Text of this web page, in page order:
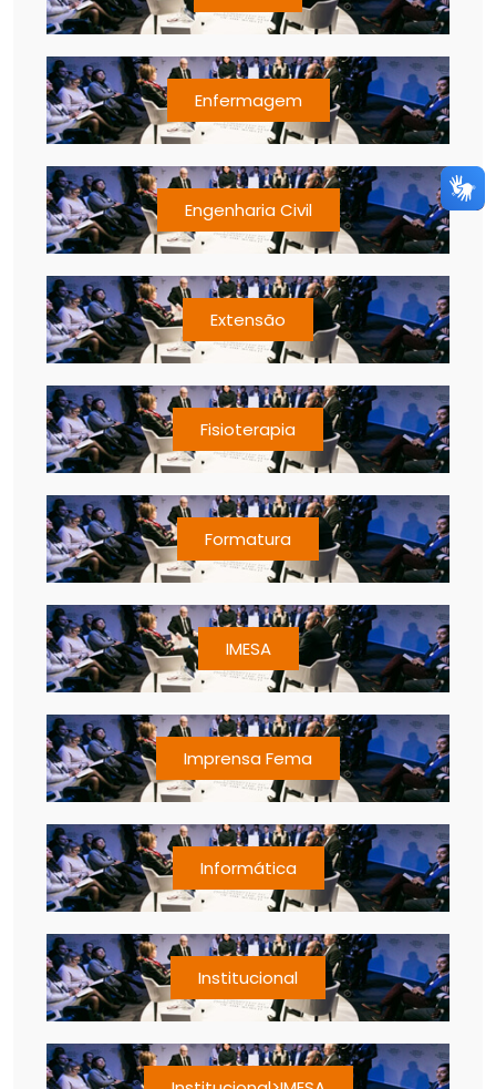
Enfermagem
Engenharia Civil
Extensão
Fisioterapia
Formatura
IMESA
Imprensa Fema
Informática
Institucional